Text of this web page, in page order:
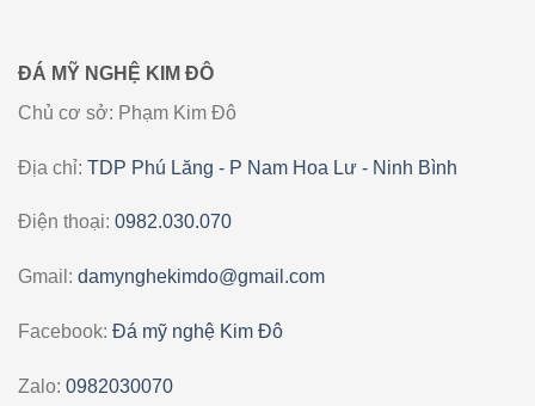
ĐÁ MỸ NGHỆ KIM ĐÔ
Chủ cơ sở: Phạm Kim Đô
Địa chỉ: TDP Phú Lăng - P Nam Hoa Lư - Ninh Bình
Điện thoại: 0982.030.070
Gmail: damynghekimdo@gmail.com
Facebook: Đá mỹ nghệ Kim Đô
Zalo: 0982030070